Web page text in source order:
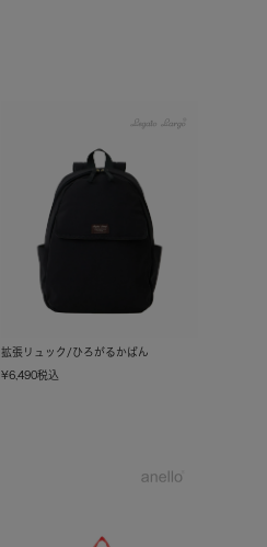
拡張リュック/ひろがるかばん
¥6,490税込